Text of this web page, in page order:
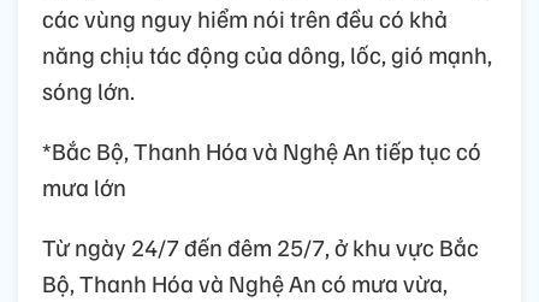
các vùng nguy hiểm nói trên đều có khả
năng chịu tác động của dông, lốc, gió mạnh,
sóng lớn.
*Bắc Bộ, Thanh Hóa và Nghệ An tiếp tục có
mưa lớn
Từ ngày 24/7 đến đêm 25/7, ở khu vực Bắc
Bộ, Thanh Hóa và Nghệ An có mưa vừa,